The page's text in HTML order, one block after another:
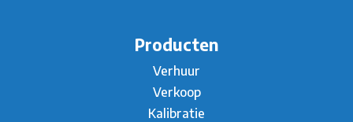
Producten
Verhuur
Verkoop
Kalibratie